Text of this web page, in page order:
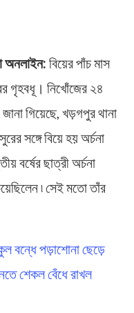
অনলাইন: বিয়ের পাঁচ মাস
গৃহবধূ। নিখোঁজের ২৪
গিয়েছে, খড়গপুর থানা
সঙ্গে বিয়ে হয় অর্চনা
বর্ষের ছাত্রী অর্চনা
৷ সেই মতো তাঁর
বন্ধে পড়াশোনা ছেড়ে
শেকল বেঁধে রাখল